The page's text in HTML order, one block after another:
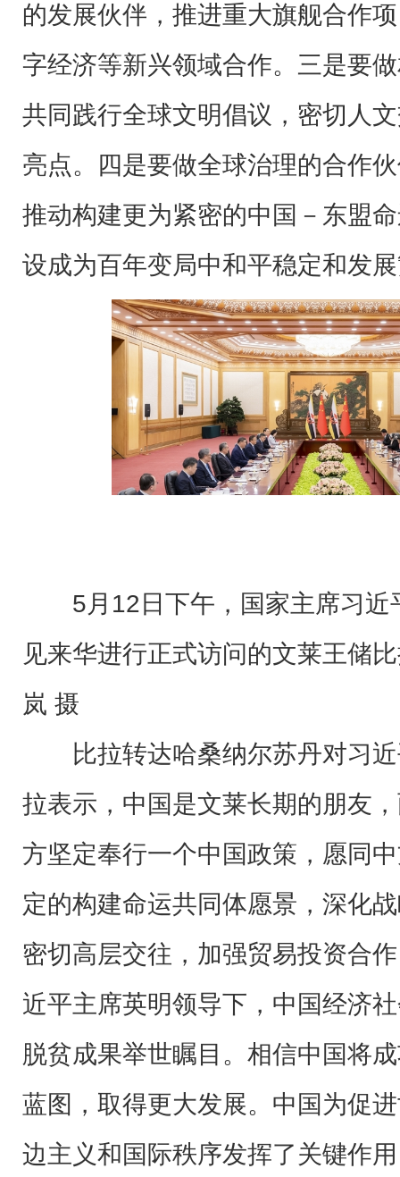
的发展伙伴，推进重大旗舰合作
字经济等新兴领域合作。三是要
共同践行全球文明倡议，密切人
亮点。四是要做全球治理的合作
推动构建更为紧密的中国－东盟
设成为百年变局中和平稳定和发
5月12日下午，国家主席习
见来华进行正式访问的文莱王储
岚 摄
比拉转达哈桑纳尔苏丹对习
拉表示，中国是文莱长期的朋友
方坚定奉行一个中国政策，愿同
定的构建命运共同体愿景，深化
密切高层交往，加强贸易投资合
近平主席英明领导下，中国经济
脱贫成果举世瞩目。相信中国将
蓝图，取得更大发展。中国为促
边主义和国际秩序发挥了关键作